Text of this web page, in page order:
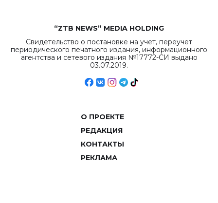
“ZTB NEWS” MEDIA HOLDING
Свидетельство о постановке на учет, переучет
периодического печатного издания, информационного
агентства и сетевого издания №17772-СИ выдано
03.07.2019.
О ПРОЕКТЕ
РЕДАКЦИЯ
КОНТАКТЫ
РЕКЛАМА